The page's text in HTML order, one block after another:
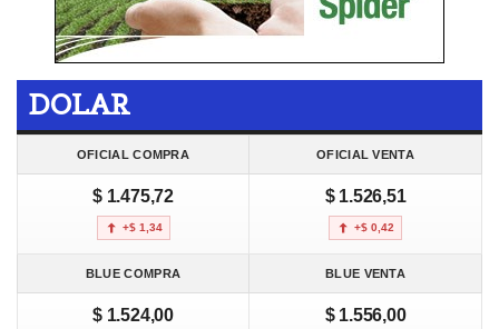
DOLAR
OFICIAL COMPRA OFICIAL VENTA
$ 1.475,72
+$ 1,34
$ 1.526,51
+$ 0,42
BLUE COMPRA BLUE VENTA
$ 1.524,00 $ 1.556,00